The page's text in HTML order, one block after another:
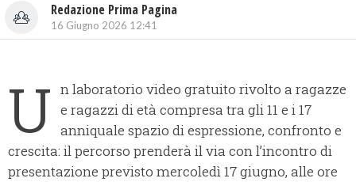
Redazione Prima Pagina
16 Giugno 2026 12:41
U n laboratorio video gratuito rivolto a ragazze
e ragazzi di età compresa tra gli 11 e i 17
anniquale spazio di espressione, confronto e
crescita: il percorso prenderà il via con l’incontro di
presentazione previsto mercoledì 17 giugno, alle ore